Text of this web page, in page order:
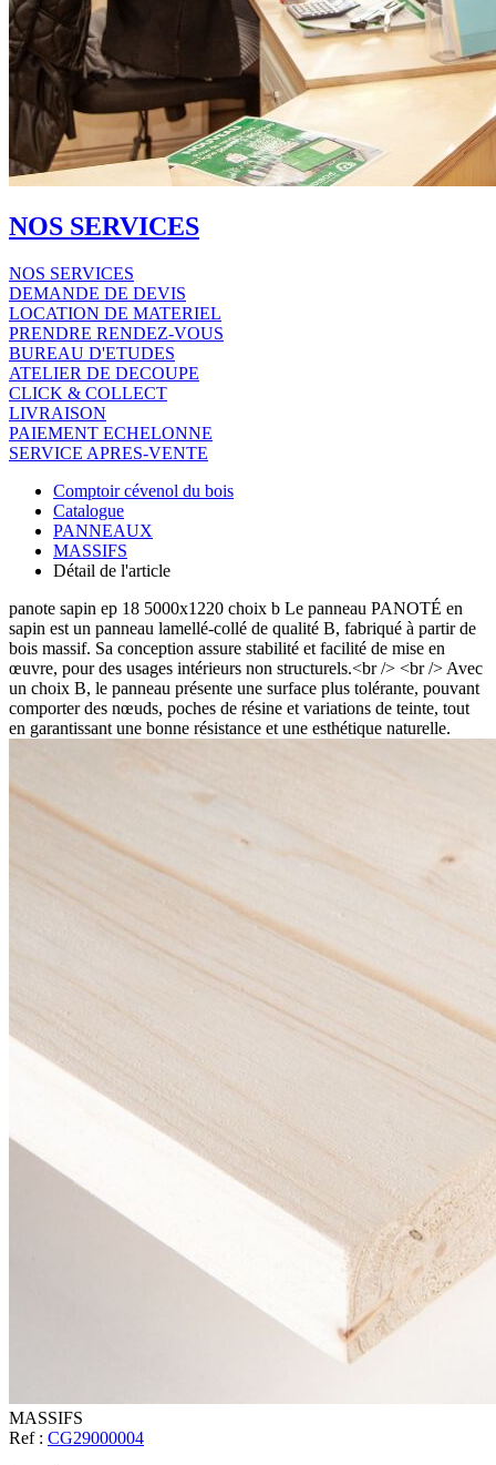
NOS SERVICES
NOS SERVICES
DEMANDE DE DEVIS
LOCATION DE MATERIEL
PRENDRE RENDEZ-VOUS
BUREAU D'ETUDES
ATELIER DE DECOUPE
CLICK & COLLECT
LIVRAISON
PAIEMENT ECHELONNE
SERVICE APRES-VENTE
Comptoir cévenol du bois
Catalogue
PANNEAUX
MASSIFS
Détail de l'article
panote sapin ep 18 5000x1220 choix b Le panneau PANOTÉ en
sapin est un panneau lamellé-collé de qualité B, fabriqué à partir de
bois massif. Sa conception assure stabilité et facilité de mise en
œuvre, pour des usages intérieurs non structurels.<br /> <br /> Avec
un choix B, le panneau présente une surface plus tolérante, pouvant
comporter des nœuds, poches de résine et variations de teinte, tout
en garantissant une bonne résistance et une esthétique naturelle.
MASSIFS
Ref : CG29000004